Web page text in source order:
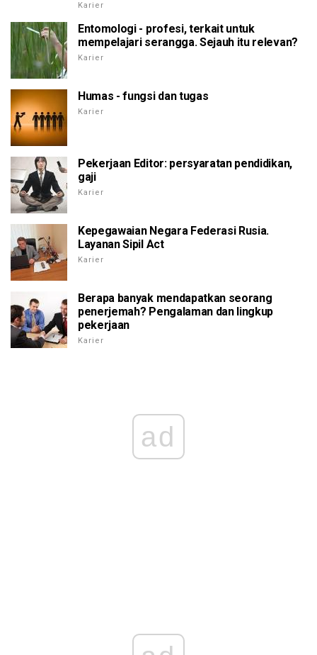
Karier
Entomologi - profesi, terkait untuk
mempelajari serangga. Sejauh itu relevan?
Karier
Humas - fungsi dan tugas
Karier
Pekerjaan Editor: persyaratan pendidikan,
gaji
Karier
Kepegawaian Negara Federasi Rusia.
Layanan Sipil Act
Karier
Berapa banyak mendapatkan seorang
penerjemah? Pengalaman dan lingkup
pekerjaan
Karier
ad